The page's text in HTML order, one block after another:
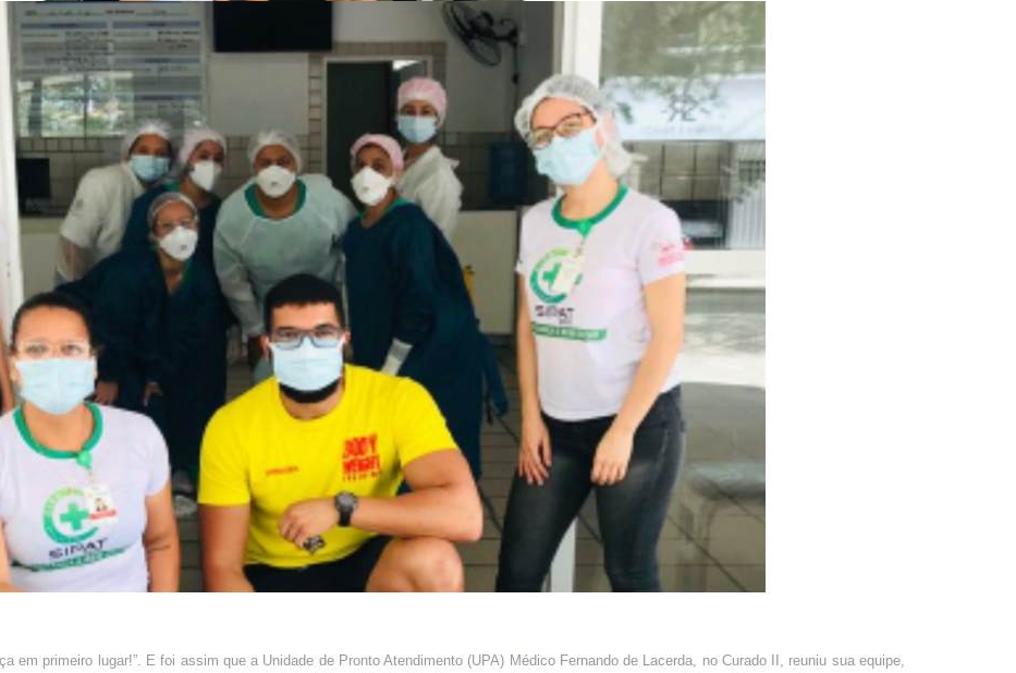
primeiro lugar!”. E foi assim que a Unidade de Pronto Atendimento (UPA) Médico Fernando de Lacerda, no Curado II, reuniu sua equipe,